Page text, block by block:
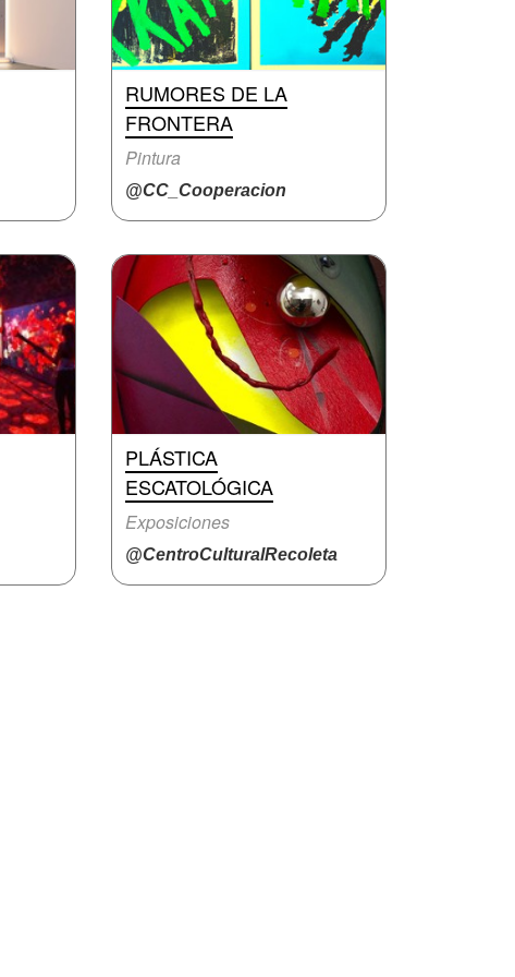
RUMORES DE LA
FRONTERA
Pintura
@CC_Cooperacion
PLÁSTICA
ESCATOLÓGICA
Exposiciones
@CentroCulturalRecoleta